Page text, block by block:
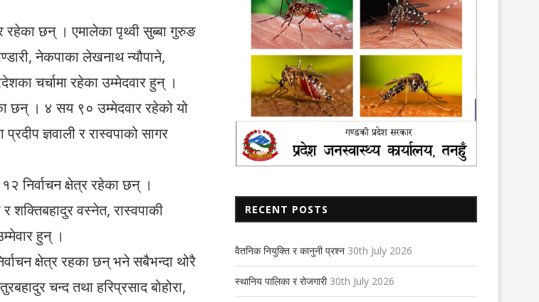
रहेका छन् । एमालेका पृथ्वी सुब्बा गुरुङ
नेकपाका लेखनाथ न्यौपाने,
चर्चामा रहेका उम्मेदवार हुन् ।
छन् । ४ सय ९० उम्मेदवार रहेको यो
ज्ञवाली र रास्वपाको सागर
निर्वाचन क्षेत्र रहेका छन् ।
शक्तिबहादुर वस्नेत, रास्वपाकी
हुन् ।
क्षेत्र रहका छन् भने सबैभन्दा थोरै
चन्द तथा हरिप्रसाद बोहोरा,
RECENT POSTS
वैतनिक नियुक्ति र कानुनी प्रश्न 30th July 2026
स्थानिय पालिका र रोजगारी 30th July 2026